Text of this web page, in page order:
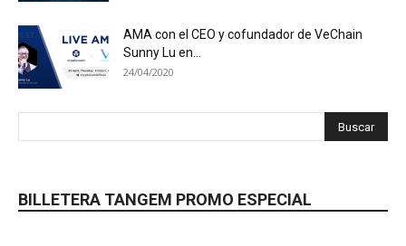
AMA con el CEO y cofundador de VeChain
Sunny Lu en...
24/04/2020
BILLETERA TANGEM PROMO ESPECIAL